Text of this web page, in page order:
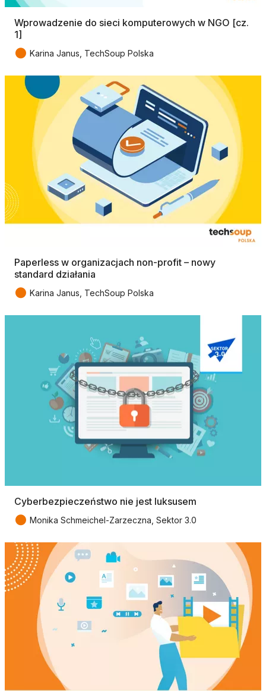
Wprowadzenie do sieci komputerowych w NGO [cz.
1]
● Karina Janus, TechSoup Polska
Paperless w organizacjach non-profit – nowy
standard działania
● Karina Janus, TechSoup Polska
Cyberbezpieczeństwo nie jest luksusem
● Monika Schmeichel-Zarzeczna, Sektor 3.0